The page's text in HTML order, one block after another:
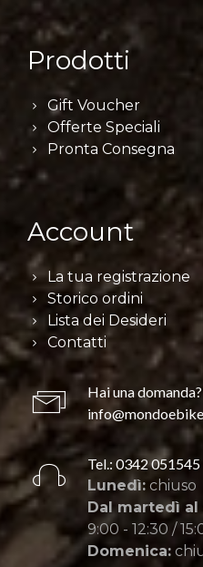
Prodotti
Gift Voucher
Offerte Speciali
Pronta Consegna
Account
La tua registrazione
Storico ordini
Lista dei Desideri
Contatti
Hai una domanda?
Tel.: 0342 051545
Lunedì: chiuso
Dal martedì al
9:00 - 12:30 /
Domenica: